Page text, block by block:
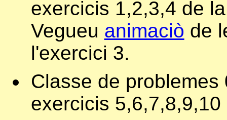
exercicis 1,2,3,4 de
Vegueu animaciò de
l'exercici 3.
Classe de
exercicis